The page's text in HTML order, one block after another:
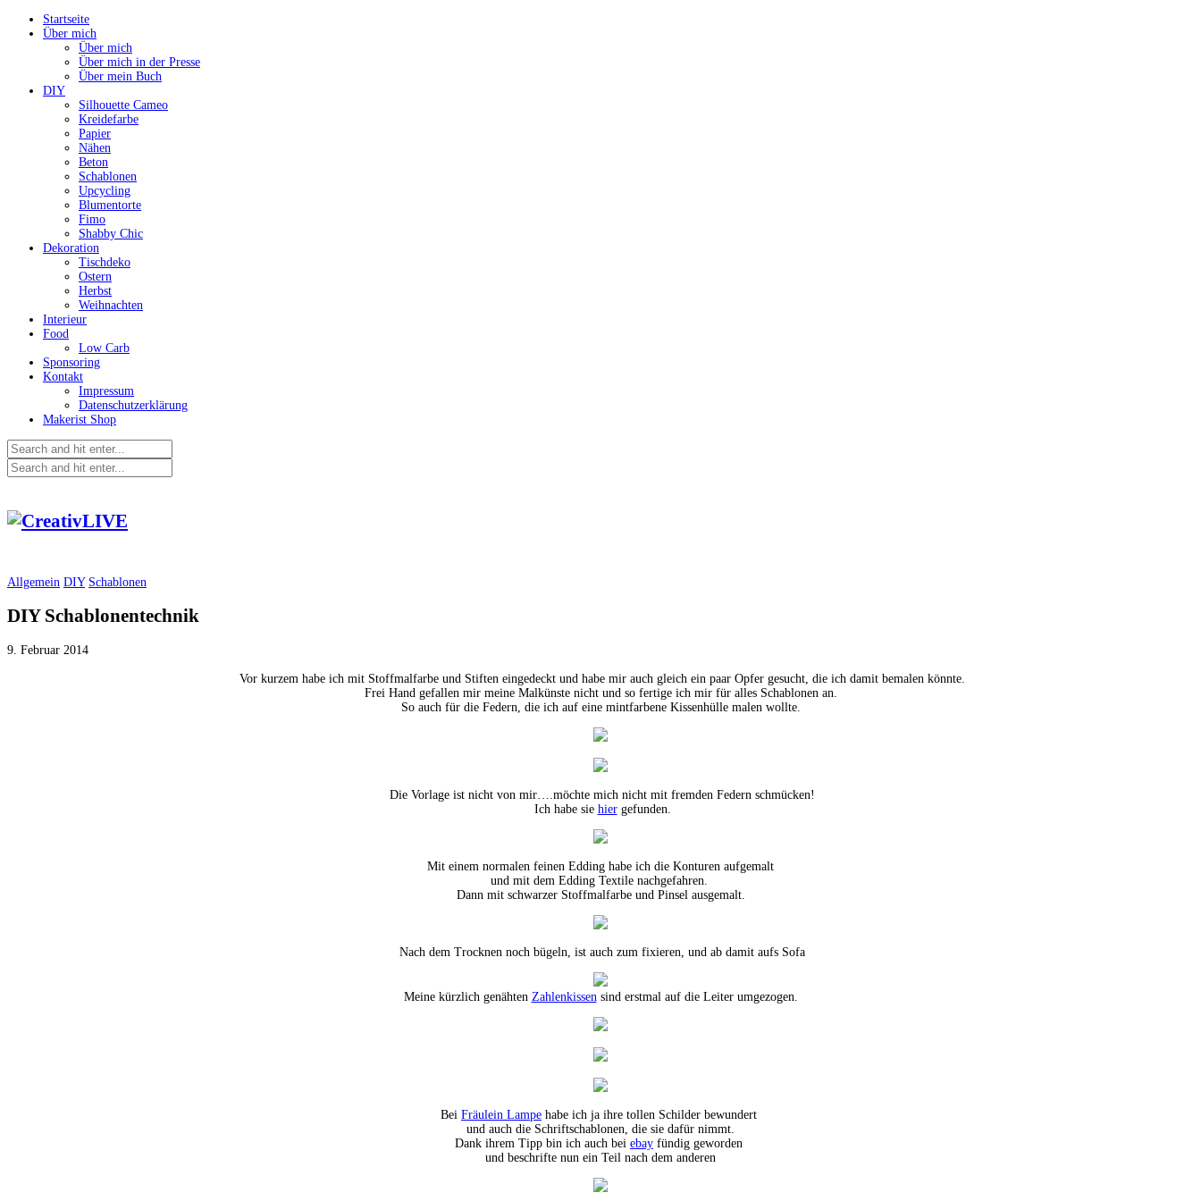
Startseite
Über mich
Über mich
Über mich in der Presse
Über mein Buch
DIY
Silhouette Cameo
Kreidefarbe
Papier
Nähen
Beton
Schablonen
Upcycling
Blumentorte
Fimo
Shabby Chic
Dekoration
Tischdeko
Ostern
Herbst
Weihnachten
Interieur
Food
Low Carb
Sponsoring
Kontakt
Impressum
Datenschutzerklärung
Makerist Shop
Allgemein DIY Schablonen
DIY Schablonentechnik
9. Februar 2014
Vor kurzem habe ich mit Stoffmalfarbe und Stiften eingedeckt und habe mir auch gleich ein paar Opfer gesucht, die ich damit bemalen könnte.
Frei Hand gefallen mir meine Malkünste nicht und so fertige ich mir für alles Schablonen an.
So auch für die Federn, die ich auf eine mintfarbene Kissenhülle malen wollte.
Die Vorlage ist nicht von mir….möchte mich nicht mit fremden Federn schmücken!
Ich habe sie hiergefunden.
Mit einem normalen feinen Edding habe ich die Konturen aufgemalt
und mit dem Edding Textile nachgefahren.
Dann mit schwarzer Stoffmalfarbe und Pinsel ausgemalt.
Nach dem Trocknen noch bügeln, ist auch zum fixieren, und ab damit aufs Sofa
Meine kürzlich genähten Zahlenkissen sind erstmal auf die Leiter umgezogen.
Bei Fräulein Lampe habe ich ja ihre tollen Schilder bewundert
und auch die Schriftschablonen, die sie dafür nimmt.
Dank ihrem Tipp bin ich auch bei ebay fündig geworden
und beschrifte nun ein Teil nach dem anderen